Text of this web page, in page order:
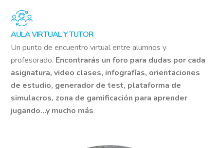
AULA VIRTUAL Y TUTOR
Un punto de encuentro virtual entre alumnos y
profesorado. Encontrarás un foro para dudas por cada
asignatura, video clases, infografías, orientaciones
de estudio, generador de test, plataforma de
simulacros, zona de gamificación para aprender
jugando...y mucho más.